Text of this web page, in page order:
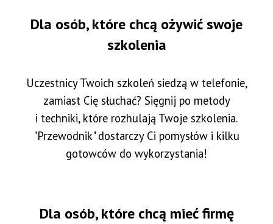
Dla osób, które chcą ożywićswoje
szkolenia
Uczestnicy Twoich szkoleń siedzą w telefonie,
zamiast Cię słuchać? Sięgnij po metody
i techniki, które rozhulają Twoje szkolenia.
"Przewodnik" dostarczy Ci pomysłów i kilku
gotowców do wykorzystania!
Dla osób, które chcą mieć firmę